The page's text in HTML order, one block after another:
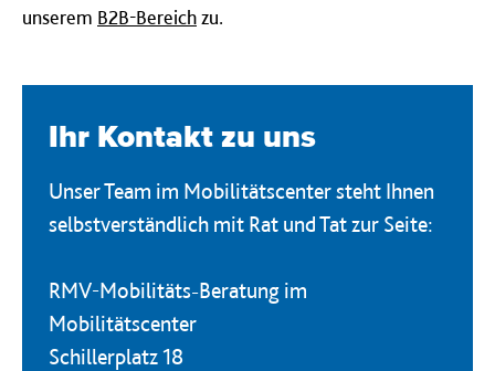
unserem B2B-Bereichzu.
Ihr Kontakt zu uns
Unser Team im Mobilitätscenter steht Ihnen
selbstverständlich mit Rat und Tat zur Seite:
RMV-Mobilitäts-Beratung im
Mobilitätscenter
Schillerplatz 18